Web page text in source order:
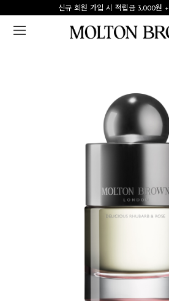
신규 회원 가입 시 적립금 3,000원